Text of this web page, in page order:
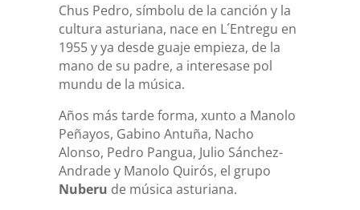
Chus Pedro, símbolu de la canción y la
cultura asturiana, nace en L´Entregu en
1955 y ya desde guaje empieza, de la
mano de su padre, a interesase pol
mundu de la música.
Años más tarde forma, xunto a Manolo
Peñayos, Gabino Antuña, Nacho
Alonso, Pedro Pangua, Julio Sánchez-
Andrade y Manolo Quirós, el grupo
Nuberu de música asturiana.